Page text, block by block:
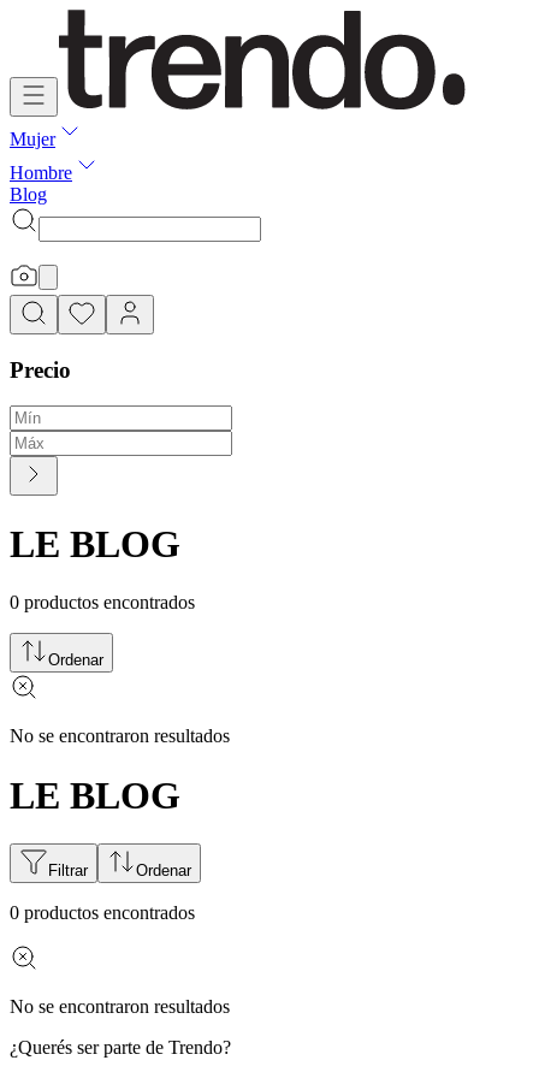
Mujer
Hombre
Blog
Precio
LE BLOG
0 productos encontrados
Ordenar
No se encontraron resultados
LE BLOG
Filtrar Ordenar
0 productos encontrados
No se encontraron resultados
¿Querés ser parte de Trendo?